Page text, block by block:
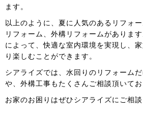
ます。
以上のように、夏に人気のあるリフォ
リフォーム、外構リフォームがありま
によって、快適な室内環境を実現し、
り楽しむことができます。
シアライズでは、水回りのリフォーム
や、外構工事もたくさんご相談頂いてお
お家のお困りはぜひシアライズにご相談